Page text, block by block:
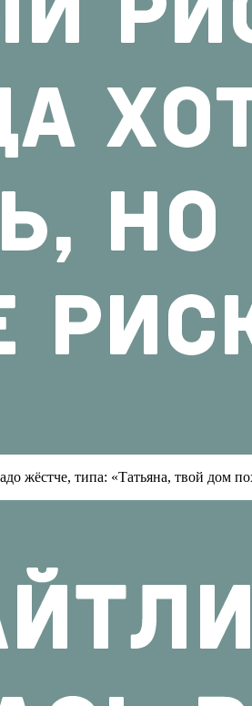
жёстче, типа: «Татьяна, твой дом